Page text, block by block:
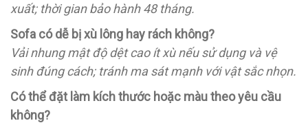
xuất; thời gian bảo hành 48 tháng.
Sofa có dễ bị xù lông hay rách không?
Vải nhung mật độ dệt cao ít xù nếu sử dụng và vệ
sinh đúng cách; tránh ma sát mạnh với vật sắc nhọn.
Có thể đặt làm kích thước hoặc màu theo yêu cầu
không?